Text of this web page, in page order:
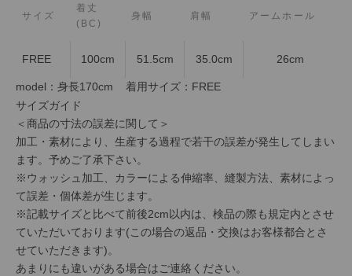
サイズ
着丈
(BC)
身幅 肩幅 アームホール
FREE 100cm 51.5cm 35.0cm 26cm
model：身長170cm 着用サイズ：FREE
サイズガイド
＜商品の寸法の誤差に関して＞
加工・素材により、生産する過程で若干の誤差が発生してしまい
ます。予めご了承下さい。
※ウォッシュ加工、カラーによる伸縮率、縫製方法、素材によっ
て誤差・個体差が生じます。
※記載サイズと比べて前後2cm以内は、検品の際も規定内とさせ
ていただいております(この場合の返品・交換はお客様都合とさ
せていただきます)。
あまりにも違いがある場合はご連絡ください。